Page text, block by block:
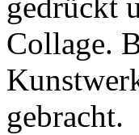
Collage.
gebracht.